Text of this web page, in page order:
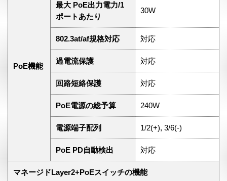
PoE機能
最大 PoE出力電力/1
ポートあたり
30W
802.3at/af規格対応 対応
過電流保護 対応
回路短絡保護 対応
PoE電源の総予算 240W
電源端子配列 1/2(+), 3/6(-)
PoE PD自動検出 対応
マネージドLayer2+PoEスイッチの機能